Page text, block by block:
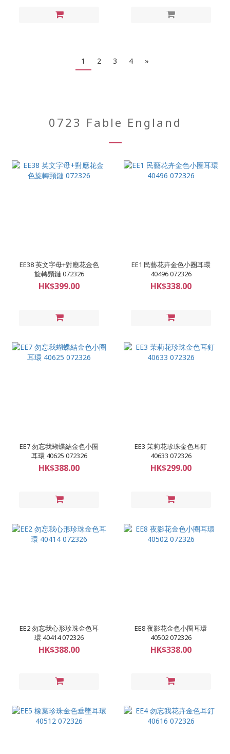
1 2 3 4 »
0723 Fable England
EE38 英文字母+對應花金色
旋轉頸鏈 072326
HK$399.00
EE1 民藝花卉金色小圈耳環
40496 072326
HK$338.00
EE7 勿忘我蝴蝶結金色小圈
耳環 40625 072326
HK$388.00
EE3 茉莉花珍珠金色耳釘
40633 072326
HK$299.00
EE2 勿忘我心形珍珠金色耳
環 40414 072326
HK$388.00
EE8 夜影花金色小圈耳環
40502 072326
HK$338.00